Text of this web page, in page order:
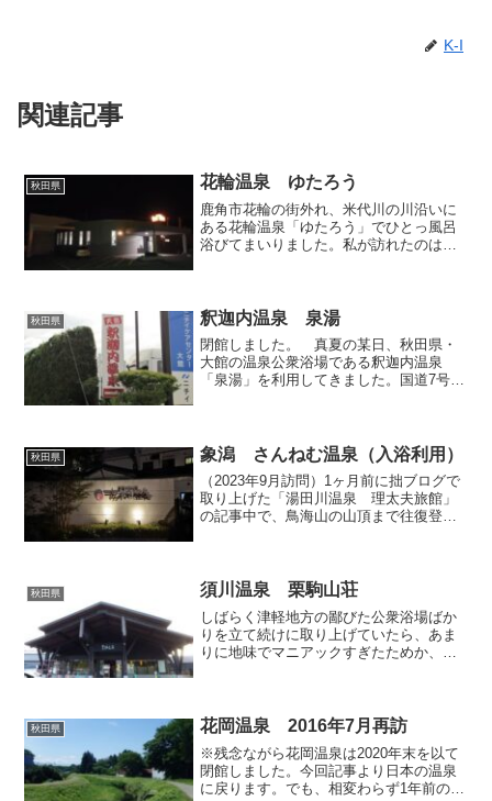
K-I
関連記事
秋田県 花輪温泉 ゆたろう
鹿角市花輪の街外れ、米代川の川沿いに
ある花輪温泉「ゆたろう」でひとっ風呂
浴びてまいりました。私が訪れたのは閉
設なのですが、暗い中で...
秋田県 釈迦内温泉 泉湯
閉館しました。 真夏の某日、秋田県・
大館の温泉公衆浴場である釈迦内温泉
「泉湯」を利用してきました。国道7号の
立峠経由で移動する際には...
秋田県 象潟 さんねむ温泉（入浴利用）
（2023年9月訪問）1ヶ月前に拙ブログで
取り上げた「湯田川温泉 理太夫旅館」
の記事中で、鳥海山の山頂まで往復登山
ネムホテルイン象潟...
秋田県 須川温泉 栗駒山荘
しばらく津軽地方の鄙びた公衆浴場ばか
りを立て続けに取り上げていたら、あま
りに地味でマニアックすぎたためか、当
た。このため、さすがにテ...
秋田県 花岡温泉 2016年7月再訪
※残念ながら花岡温泉は2020年末を以て
閉館しました。今回記事より日本の温泉
に戻ります。でも、相変わらず1年前の古